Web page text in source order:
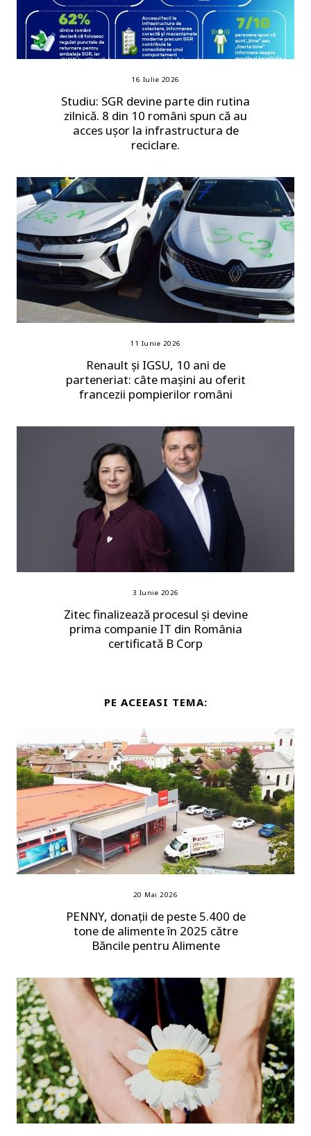
16 Iulie 2026
Studiu: SGR devine parte din rutina
zilnică. 8 din 10 români spun că au
acces ușor la infrastructura de
reciclare.
11 Iunie 2026
Renault și IGSU, 10 ani de
parteneriat: câte mașini au oferit
francezii pompierilor români
3 Iunie 2026
Zitec finalizează procesul și devine
prima companie IT din România
certificată B Corp
PE ACEEASI TEMA:
20 Mai 2026
PENNY, donații de peste 5.400 de
tone de alimente în 2025 către
Băncile pentru Alimente